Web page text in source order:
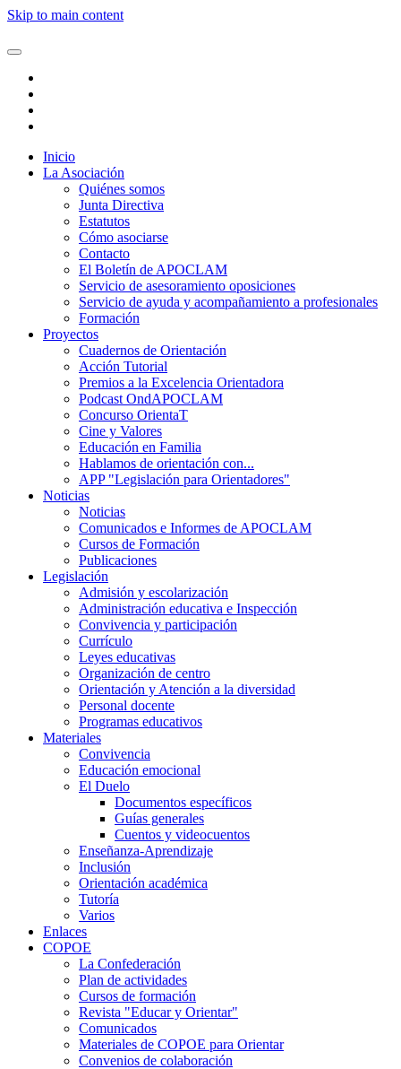
Skip to main content
Inicio
La Asociación
Quiénes somos
Junta Directiva
Estatutos
Cómo asociarse
Contacto
El Boletín de APOCLAM
Servicio de asesoramiento oposiciones
Servicio de ayuda y acompañamiento a profesionales
Formación
Proyectos
Cuadernos de Orientación
Acción Tutorial
Premios a la Excelencia Orientadora
Podcast OndAPOCLAM
Concurso OrientaT
Cine y Valores
Educación en Familia
Hablamos de orientación con...
APP "Legislación para Orientadores"
Noticias
Noticias
Comunicados e Informes de APOCLAM
Cursos de Formación
Publicaciones
Legislación
Admisión y escolarización
Administración educativa e Inspección
Convivencia y participación
Currículo
Leyes educativas
Organización de centro
Orientación y Atención a la diversidad
Personal docente
Programas educativos
Materiales
Convivencia
Educación emocional
El Duelo
Documentos específicos
Guías generales
Cuentos y videocuentos
Enseñanza-Aprendizaje
Inclusión
Orientación académica
Tutoría
Varios
Enlaces
COPOE
La Confederación
Plan de actividades
Cursos de formación
Revista "Educar y Orientar"
Comunicados
Materiales de COPOE para Orientar
Convenios de colaboración